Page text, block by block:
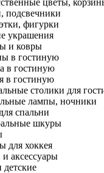
цветы,
подсвечники
фигурки
украшения
и ковры
в гостиную
в гостиную
в гостиную
столики для
лампы, ночники
спальни
шкуры
для хоккея
аксессуары